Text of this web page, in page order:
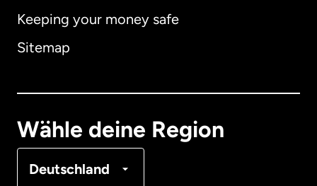
Keeping your money safe
Sitemap
Wähle deine Region
Deutschland
Australien